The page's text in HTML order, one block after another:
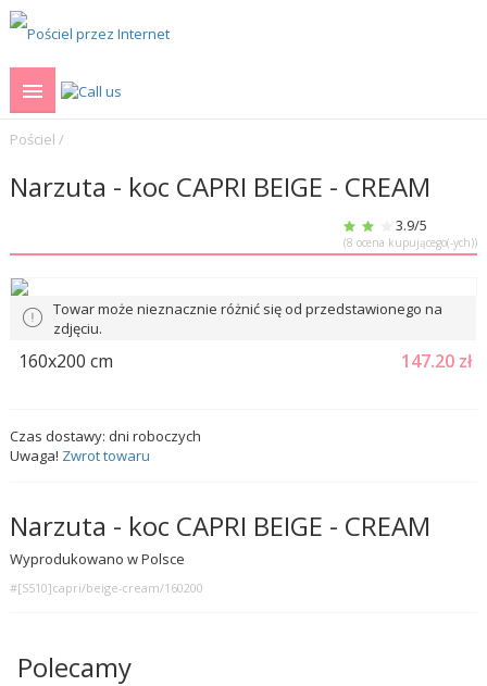
Pościel /
Narzuta - koc CAPRI BEIGE - CREAM
3.9/5
(8 ocena kupującego(-ych))
Towar może nieznacznie różnić się od przedstawionego na
zdjęciu.
160x200 cm 147.20 zł
Czas dostawy: dni roboczych
Uwaga! Zwrot towaru
Narzuta - koc CAPRI BEIGE - CREAM
Wyprodukowano w Polsce
#[S510]capri/beige-cream/160200
Polecamy